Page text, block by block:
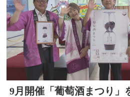
9月開催「葡萄酒まつり